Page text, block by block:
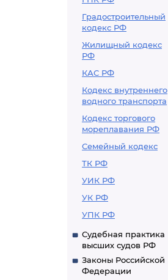
Градостроительный
кодекс РФ
Жилищный кодекс
РФ
КАС РФ
Кодекс внутреннего
водного транспорта
Кодекс торгового
мореплавания РФ
Семейный кодекс
ТК РФ
УИК РФ
УК РФ
УПК РФ
Судебная практика
высших судов РФ
Законы Российской
Федерации